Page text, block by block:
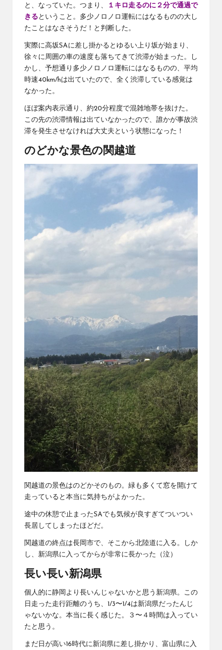
と、なっていた。つまり、
１キロ走るのに２分で通過で
きる ということ。多少ノロノロ運転にはなるものの大し
たことはなさそうだ！と判断した。
実際に高坂SAに差し掛かるとゆるい上り坂が始まり、
徐々に周囲の車の速度も落ちてきて渋滞が始まった。し
かし、予想通り多少ノロノロ運転にはなるものの、平均
時速40km/hは出ていたので、全く渋滞している感覚は
なかった。
ほぼ案内表示通り、約20分程度で混雑地帯を抜けた。
この先の渋滞情報は出ていなかったので、誰かが事故渋
滞を発生させなければ大丈夫という状態になった！
のどかな景色の関越道
関越道の景色はのどかそのもの。緑も多くて窓を開けて
走っていると本当に気持ちがよかった。
途中の休憩で止まったSAでも気候が良すぎてついつい
長居してしまったほどだ。
関越道の終点は長岡市で、そこから北陸道に入る。しか
し、新潟県に入ってからが非常に長かった（泣）
長い長い新潟県
個人的に静岡より長いんじゃないかと思う新潟県。この
日走った走行距離のうち、1/3〜1/4は新潟県だったんじ
ゃないかな。本当に長く感じた。３〜４時間は入ってい
たと思う。
まだ日が高い16時代に新潟県に差し掛かり、富山県に入